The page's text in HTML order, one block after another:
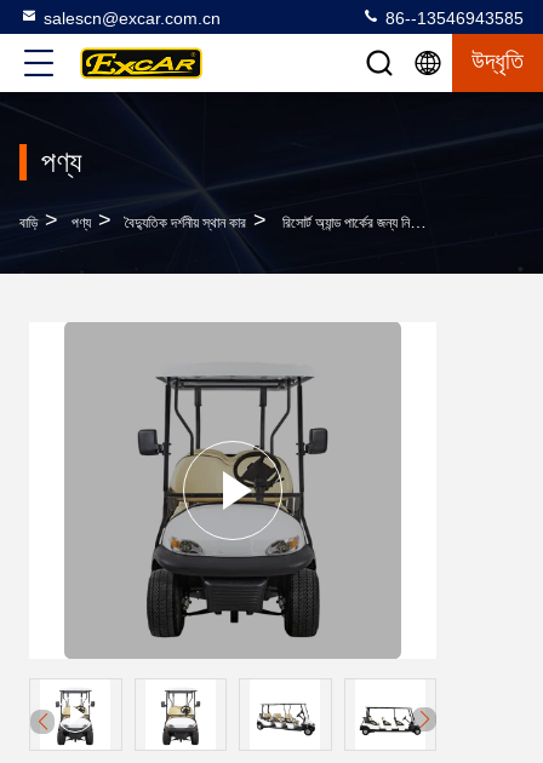
salescn@excar.com.cn 86--13546943585
উদ্ধৃতি
পণ্য
বাড়ি > পণ্য > বৈদ্যুতিক দর্শনীয় স্থান কার > রিসোর্ট অ্যান্ড পার্কের জন্য নিউ এনার্জি ৬ সিটার গল্ফ কার দর্শনীয় স্থান শাটল বাস ৩.৭ KW এসি সিস্টেম